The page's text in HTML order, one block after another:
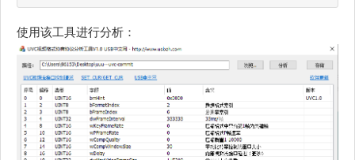
使用该工具进行分析：